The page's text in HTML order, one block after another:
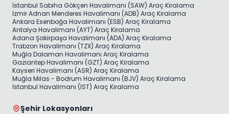
İstanbul Sabiha Gökçen Havalimanı (SAW) Araç Kiralama
İzmir Adnan Menderes Havalimanı (ADB) Araç Kiralama
Ankara Esenboğa Havalimanı (ESB) Araç Kiralama
Antalya Havalimanı (AYT) Araç Kiralama
Adana Şakirpaşa Havalimanı (ADA) Araç Kiralama
Trabzon Havalimanı (TZX) Araç Kiralama
Muğla Dalaman Havalimanı Araç Kiralama
Gaziantep Havalimanı (GZT) Araç Kiralama
Kayseri Havalimanı (ASR) Araç Kiralama
Muğla Milas - Bodrum Havalimanı (BJV) Araç Kiralama
İstanbul Havalimanı (IST) Araç Kiralama
Şehir Lokasyonları